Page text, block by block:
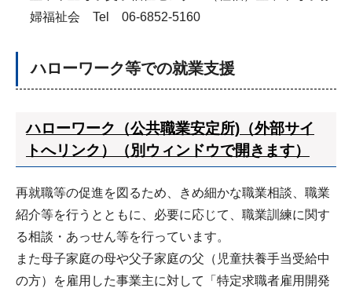
婦福祉会 Tel 06-6852-5160
ハローワーク等での就業支援
ハローワーク（公共職業安定所)（外部サイ
トへリンク）（別ウィンドウで開きます）
再就職等の促進を図るため、きめ細かな職業相談、職業
紹介等を行うとともに、必要に応じて、職業訓練に関す
る相談・あっせん等を行っています。
また母子家庭の母や父子家庭の父（児童扶養手当受給中
の方）を雇用した事業主に対して「特定求職者雇用開発